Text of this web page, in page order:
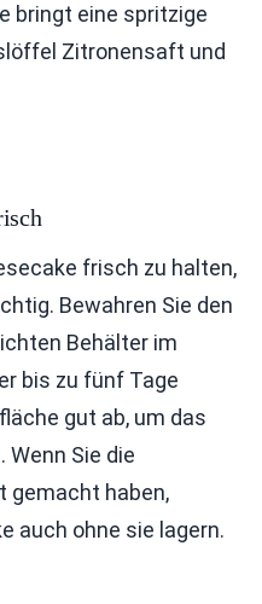
bringt eine spritzige
Zitronensaft und
frisch zu halten,
Bewahren Sie den
Behälter im
bis zu fünf Tage
gut ab, um das
Sie die
gemacht haben,
auch ohne sie lagern.